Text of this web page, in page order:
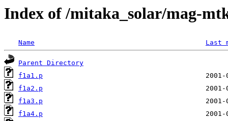
Index of /mitaka_solar/mag-
Name Last
Parent Directory
f1a1.p
f1a2.p
f1a3.p
f1a4.p